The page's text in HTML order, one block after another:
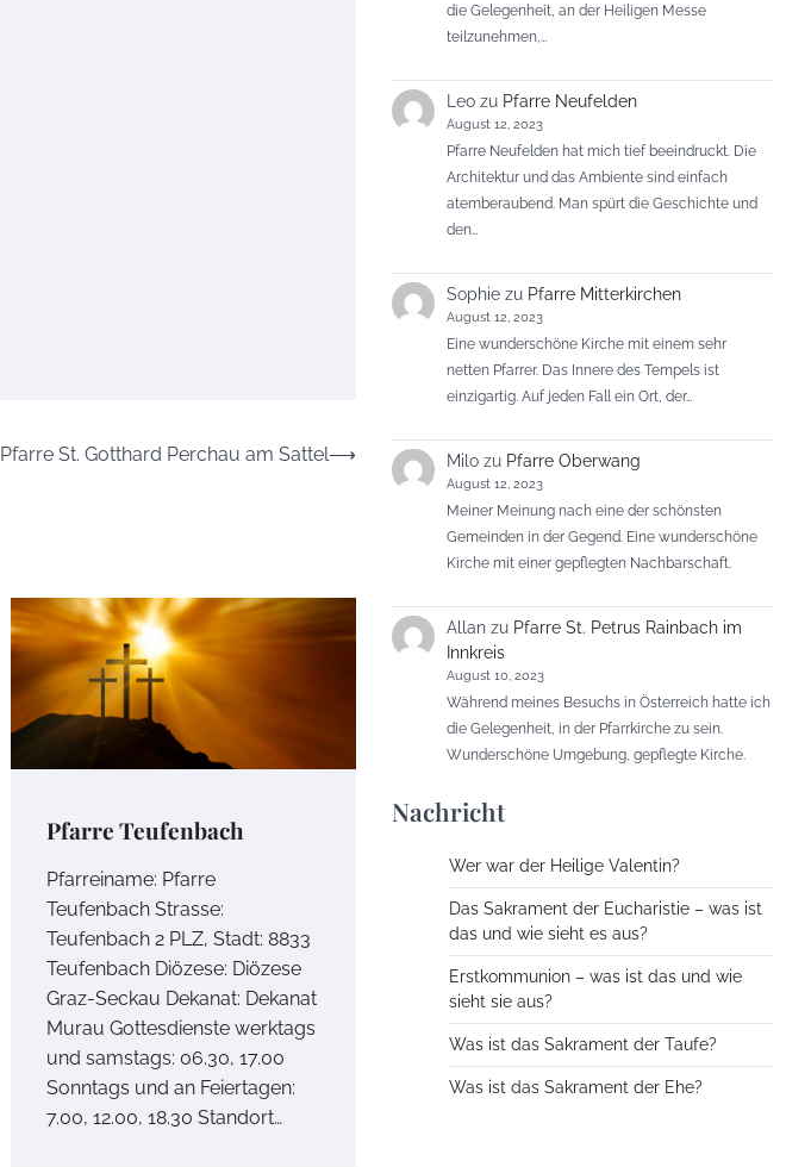
Pfarre St. Gotthard Perchau am Sattel⟶
Pfarre Teufenbach
Pfarreiname: Pfarre
Teufenbach Strasse:
Teufenbach 2 PLZ, Stadt: 8833
Teufenbach Diözese: Diözese
Graz-Seckau Dekanat: Dekanat
Murau Gottesdienste werktags
und samstags: 06.30, 17.00
Sonntags und an Feiertagen:
7.00, 12.00, 18.30 Standort…
die Gelegenheit, an der Heiligen Messe
teilzunehmen,…
Leo zu Pfarre Neufelden
August 12, 2023
Pfarre Neufelden hat mich tief beeindruckt. Die
Architektur und das Ambiente sind einfach
atemberaubend. Man spürt die Geschichte und
den…
Sophie zu Pfarre Mitterkirchen
August 12, 2023
Eine wunderschöne Kirche mit einem sehr
netten Pfarrer. Das Innere des Tempels ist
einzigartig. Auf jeden Fall ein Ort, der…
Milo zu Pfarre Oberwang
August 12, 2023
Meiner Meinung nach eine der schönsten
Gemeinden in der Gegend. Eine wunderschöne
Kirche mit einer gepflegten Nachbarschaft.
Allan zu Pfarre St. Petrus Rainbach im
Innkreis
August 10, 2023
Während meines Besuchs in Österreich hatte ich
die Gelegenheit, in der Pfarrkirche zu sein.
Wunderschöne Umgebung, gepflegte Kirche.
Nachricht
Wer war der Heilige Valentin?
Das Sakrament der Eucharistie – was ist
das und wie sieht es aus?
Erstkommunion – was ist das und wie
sieht sie aus?
Was ist das Sakrament der Taufe?
Was ist das Sakrament der Ehe?